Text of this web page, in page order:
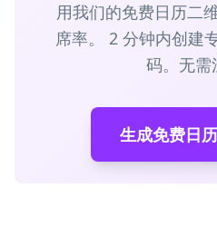
用我们的免费日历二
席率。 2 分钟内创建
码。无需
生成免费日